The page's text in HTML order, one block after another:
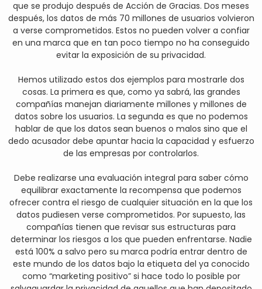
que se produjo después de Acción de Gracias. Dos meses
después, los datos de más 70 millones de usuarios volvieron
a verse comprometidos. Estos no pueden volver a confiar
en una marca que en tan poco tiempo no ha conseguido
evitar la exposición de su privacidad.
Hemos utilizado estos dos ejemplos para mostrarle dos
cosas. La primera es que, como ya sabrá, las grandes
compañías manejan diariamente millones y millones de
datos sobre los usuarios. La segunda es que no podemos
hablar de que los datos sean buenos o malos sino que el
dedo acusador debe apuntar hacia la capacidad y esfuerzo
de las empresas por controlarlos.
Debe realizarse una evaluación integral para saber cómo
equilibrar exactamente la recompensa que podemos
ofrecer contra el riesgo de cualquier situación en la que los
datos pudiesen verse comprometidos. Por supuesto, las
compañías tienen que revisar sus estructuras para
determinar los riesgos a los que pueden enfrentarse. Nadie
está 100% a salvo pero su marca podría entrar dentro de
este mundo de los datos bajo la etiqueta del ya conocido
como “marketing positivo” si hace todo lo posible por